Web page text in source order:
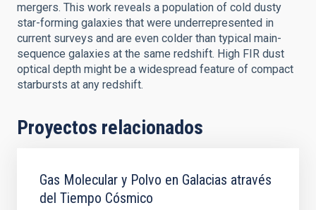
mergers. This work reveals a population of cold dusty
star-forming galaxies that were underrepresented in
current surveys and are even colder than typical main-
sequence galaxies at the same redshift. High FIR dust
optical depth might be a widespread feature of compact
starbursts at any redshift.
Proyectos relacionados
Gas Molecular y Polvo en Galacias através
del Tiempo Cósmico